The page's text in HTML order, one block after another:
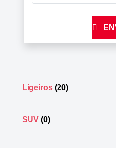
Ligeiros (20)
SUV (0)